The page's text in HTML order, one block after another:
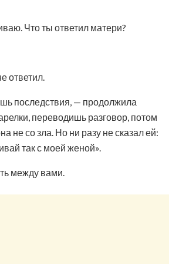
Что ты ответил матери?
ответил.
последствия, — продолжила
переводишь разговор, потом
не со зла. Но ни разу не сказал ей:
так с моей женой».
между вами.